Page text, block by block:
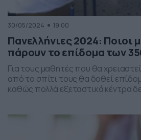
30/05/2024 19:00
Πανελλήνιες 2024: Ποιοι
πάρουν το επίδομα των
Για τους μαθητές που θα
από το σπίτι τους θα δοθεί
καθώς πολλά εξεταστικά κέντρα
απομακρυσμένα. Η συγκεκριμένη
αφορά την κάλυψη των εξόδων